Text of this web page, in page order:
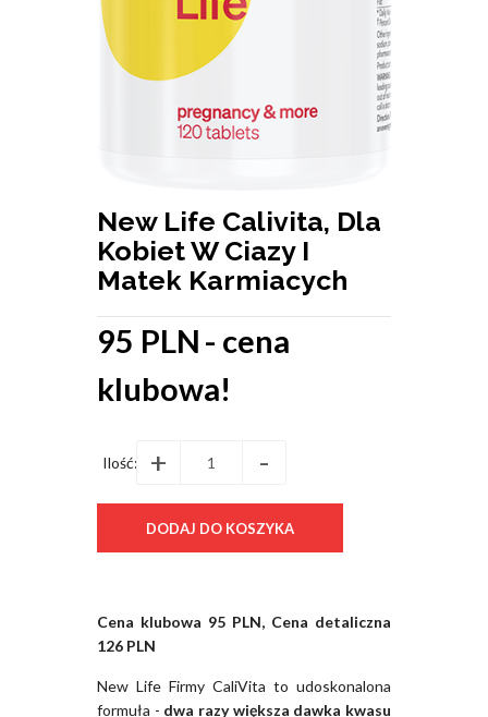
New Life Calivita, Dla
Kobiet W Ciazy I
Matek Karmiacych
95 PLN - cena
klubowa!
Ilość: + -
Cena klubowa 95 PLN, Cena detaliczna
126 PLN
New Life Firmy CaliVita to udoskonalona
formuła - dwa razy większa dawka kwasu